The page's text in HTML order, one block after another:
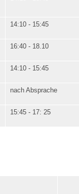
14:10 - 15:45
16:40 - 18.10
14:10 - 15:45
nach Absprache
15:45 - 17: 25